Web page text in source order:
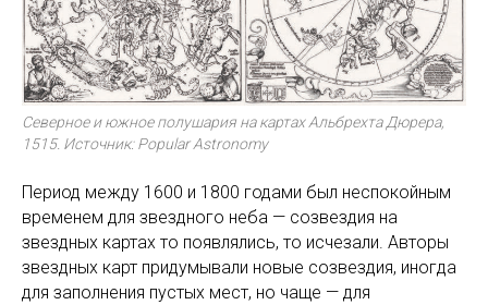
Северное и южное полушария на картах Альбрехта Дюрера,
1515. Источник: Popular Astronomy
Период между 1600 и 1800 годами был неспокойным
временем для звездного неба — созвездия на
звездных картах то появлялись, то исчезали. Авторы
звездных карт придумывали новые созвездия, иногда
для заполнения пустых мест, но чаще — для